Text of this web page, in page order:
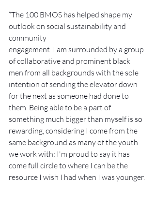
“The 100 BMOS has helped shape my
outlook on social sustainability and
community
engagement. I am surrounded by a group
of collaborative and prominent black
men from all backgrounds with the sole
intention of sending the elevator down
for the next as someone had done to
them. Being able to be a part of
something much bigger than myself is so
rewarding, considering I come from the
same background as many of the youth
we work with; I'm proud to say it has
come full circle to where I can be the
resource I wish I had when I was younger.